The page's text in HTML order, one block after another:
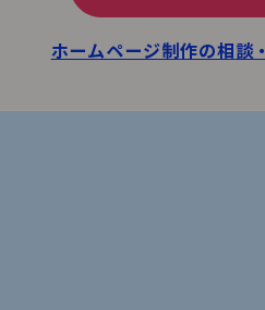
ホームページ制作の相